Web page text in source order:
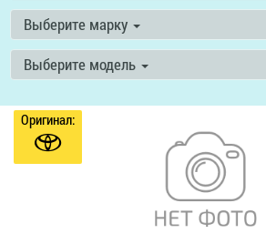
Выберите марку
Выберите модель
Оригинал: